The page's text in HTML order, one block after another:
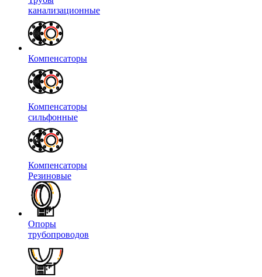
канализационные
Компенсаторы
Компенсаторы
сильфонные
Компенсаторы
Резиновые
Опоры
трубопроводов